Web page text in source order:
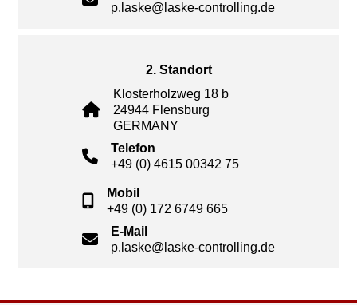
p.laske@laske-controlling.de
2. Standort
Klosterholzweg 18 b
24944 Flensburg
GERMANY
Telefon
+49 (0) 4615 00342 75
Mobil
+49 (0) 172 6749 665
E-Mail
p.laske@laske-controlling.de